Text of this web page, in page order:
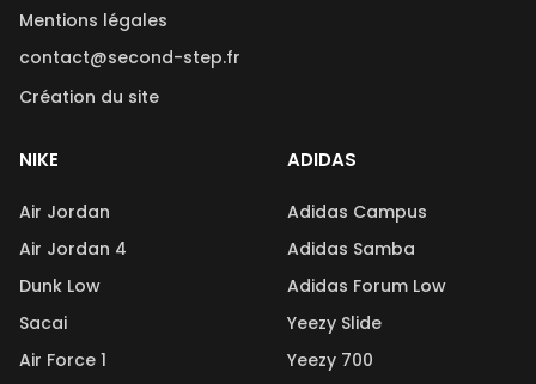
Mentions légales
contact@second-step.fr
Création du site
NIKE
Air Jordan
Air Jordan 4
Dunk Low
Sacai
Air Force 1
ADIDAS
Adidas Campus
Adidas Samba
Adidas Forum Low
Yeezy Slide
Yeezy 700